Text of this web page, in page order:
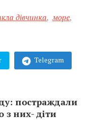
дівчинка, море,
Telegram
постраждали
з них- діти